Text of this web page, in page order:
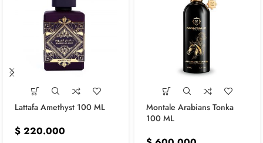
Lattafa Amethyst 100 ML
$ 220.000
Montale Arabians Tonka
100 ML